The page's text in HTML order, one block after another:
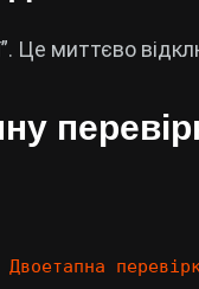
Це миттєво